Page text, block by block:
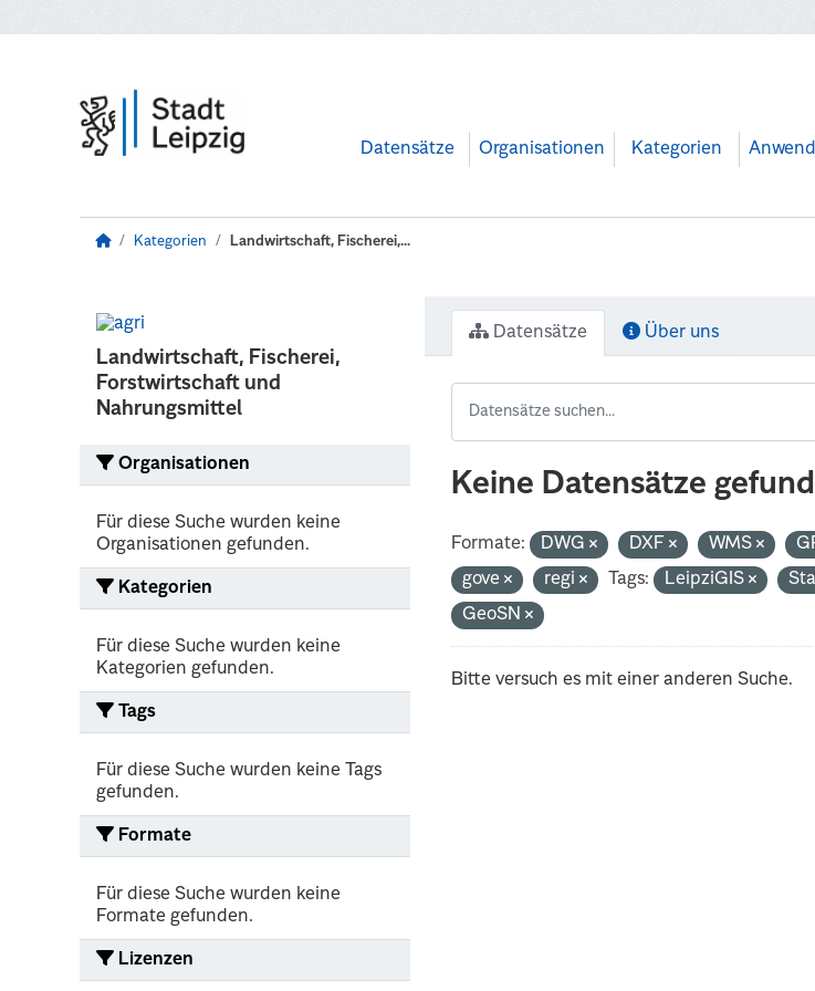
Datensätze Organisationen Kategorien
Kategorien Landwirtschaft, Fischerei,...
Landwirtschaft, Fischerei,
Forstwirtschaft und
Nahrungsmittel
Organisationen
Für diese Suche wurden keine
Organisationen gefunden.
Kategorien
Für diese Suche wurden keine
Kategorien gefunden.
Tags
Für diese Suche wurden keine Tags
gefunden.
Formate
Für diese Suche wurden keine
Formate gefunden.
Lizenzen
Datensätze Über uns
Keine Datensätze
Formate: DWG DXF WMS
gove
regi Tags: LeipziGIS
GeoSN
Bitte versuch es mit einer anderen Suche.